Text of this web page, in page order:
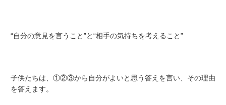
“自分の意見を言うこと”と“相手の気持ちを考えること”
子供たちは、①②③から自分がよいと思う答えを言い、その理由
を答えます。